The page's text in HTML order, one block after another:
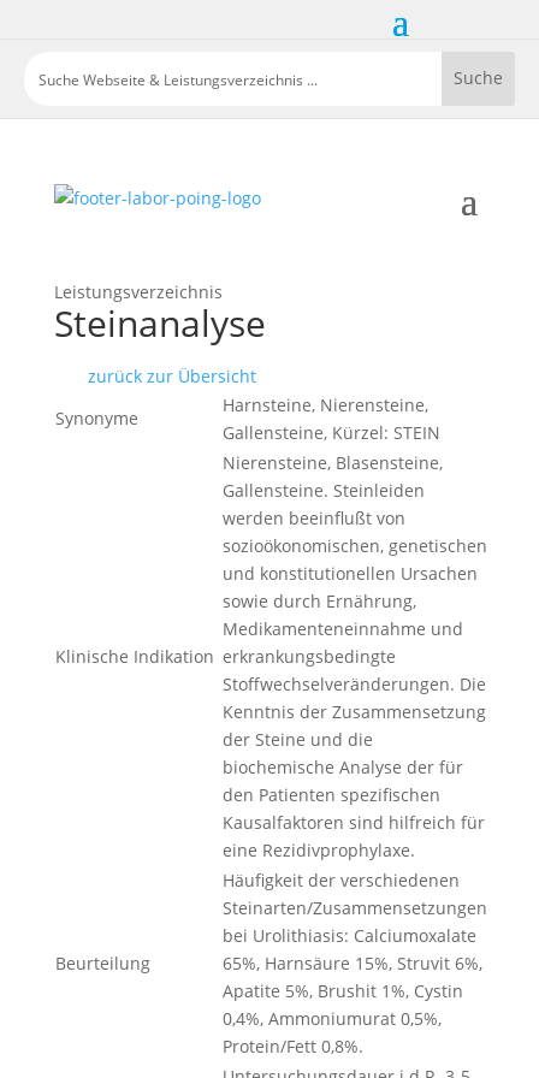
Leistungsverzeichnis
Steinanalyse
zurück zur Übersicht
Synonyme
Harnsteine, Nierensteine,
Gallensteine, Kürzel: STEIN
Klinische Indikation
Nierensteine, Blasensteine,
Gallensteine. Steinleiden
werden beeinflußt von
sozioökonomischen, genetischen
und konstitutionellen Ursachen
sowie durch Ernährung,
Medikamenteneinnahme und
erkrankungsbedingte
Stoffwechselveränderungen. Die
Kenntnis der Zusammensetzung
der Steine und die
biochemische Analyse der für
den Patienten spezifischen
Kausalfaktoren sind hilfreich für
eine Rezidivprophylaxe.
Beurteilung
Häufigkeit der verschiedenen
Steinarten/Zusammensetzungen
bei Urolithiasis: Calciumoxalate
65%, Harnsäure 15%, Struvit 6%,
Apatite 5%, Brushit 1%, Cystin
0,4%, Ammoniumurat 0,5%,
Protein/Fett 0,8%.